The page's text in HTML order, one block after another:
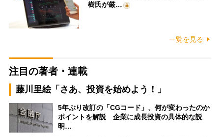
樹氏が厳…
一覧を見る
注目の著者・連載
藤川里絵「さあ、投資を始めよう！」
5年ぶり改訂の「CGコード」、何が変わったのか
ポイントを解説 企業に成長投資の具体的な説
明…